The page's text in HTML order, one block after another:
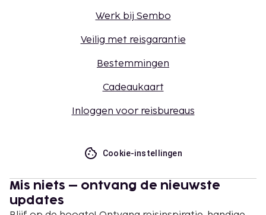
Werk bij Sembo
Veilig met reisgarantie
Bestemmingen
Cadeaukaart
Inloggen voor reisbureaus
Cookie-instellingen
Mis niets – ontvang de nieuwste
updates